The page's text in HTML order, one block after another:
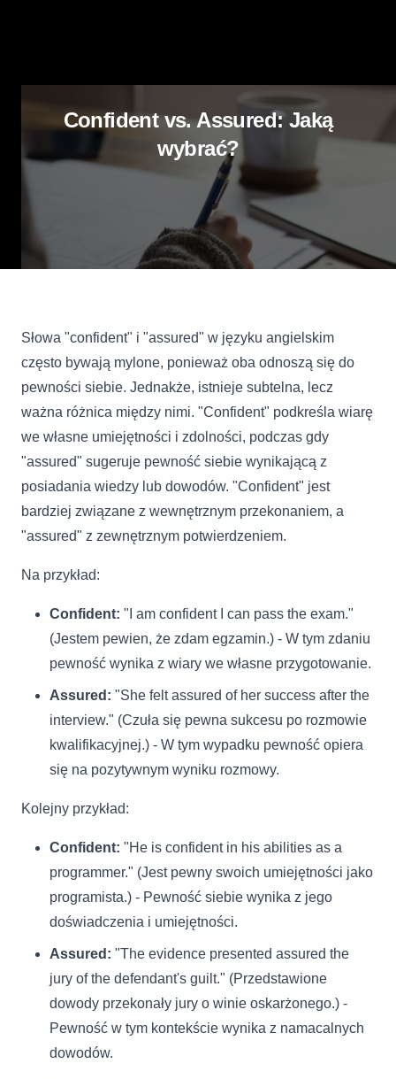
Confident vs. Assured: Jaką
wybrać?
Słowa "confident" i "assured" w języku angielskim
często bywają mylone, ponieważ oba odnoszą się do
pewności siebie. Jednakże, istnieje subtelna, lecz
ważna różnica między nimi. "Confident" podkreśla wiarę
we własne umiejętności i zdolności, podczas gdy
"assured" sugeruje pewność siebie wynikającą z
posiadania wiedzy lub dowodów. "Confident" jest
bardziej związane z wewnętrznym przekonaniem, a
"assured" z zewnętrznym potwierdzeniem.
Na przykład:
Confident: "I am confident I can pass the exam."
(Jestem pewien, że zdam egzamin.) - W tym zdaniu
pewność wynika z wiary we własne przygotowanie.
Assured: "She felt assured of her success after the
interview." (Czuła się pewna sukcesu po rozmowie
kwalifikacyjnej.) - W tym wypadku pewność opiera
się na pozytywnym wyniku rozmowy.
Kolejny przykład:
Confident: "He is confident in his abilities as a
programmer." (Jest pewny swoich umiejętności jako
programista.) - Pewność siebie wynika z jego
doświadczenia i umiejętności.
Assured: "The evidence presented assured the
jury of the defendant's guilt." (Przedstawione
dowody przekonały jury o winie oskarżonego.) -
Pewność w tym kontekście wynika z namacalnych
dowodów.